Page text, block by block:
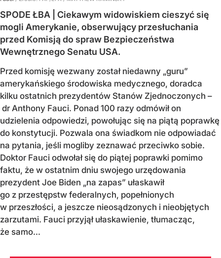
SPODE ŁBA | Ciekawym widowiskiem cieszyć się
mogli Amerykanie, obserwujący przesłuchania
przed Komisją do spraw Bezpieczeństwa
Wewnętrznego Senatu USA.
Przed komisję wezwany został niedawny „guru”
amerykańskiego środowiska medycznego, doradca
kilku ostatnich prezydentów Stanów Zjednoczonych –
dr Anthony Fauci. Ponad 100 razy odmówił on
udzielenia odpowiedzi, powołując się na piątą poprawkę
do konstytucji. Pozwala ona świadkom nie odpowiadać
na pytania, jeśli mogliby zeznawać przeciwko sobie.
Doktor Fauci odwołał się do piątej poprawki pomimo
faktu, że w ostatnim dniu swojego urzędowania
prezydent Joe Biden „na zapas” ułaskawił
go z przestępstw federalnych, popełnionych
w przeszłości, a jeszcze nieosądzonych i nieobjętych
zarzutami. Fauci przyjął ułaskawienie, tłumacząc,
że samo...